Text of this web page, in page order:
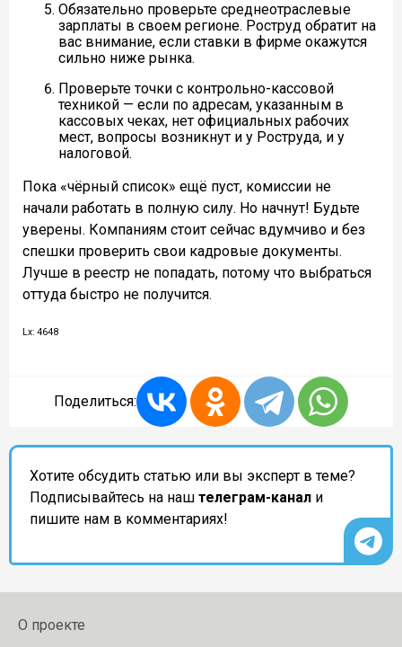
Обязательно проверьте среднеотраслевые
зарплаты в своем регионе. Роструд обратит на
вас внимание, если ставки в фирме окажутся
сильно ниже рынка.
Проверьте точки с контрольно-кассовой
техникой — если по адресам, указанным в
кассовых чеках, нет официальных рабочих
мест, вопросы возникнут и у Роструда, и у
налоговой.
Пока «чёрный список» ещё пуст, комиссии не
начали работать в полную силу. Но начнут! Будьте
уверены. Компаниям стоит сейчас вдумчиво и без
спешки проверить свои кадровые документы.
Лучше в реестр не попадать, потому что выбраться
оттуда быстро не получится.
Lx: 4648
Поделиться:
Хотите обсудить статью или вы эксперт в теме?
Подписывайтесь на наш телеграм-канал и
пишите нам в комментариях!
О проекте